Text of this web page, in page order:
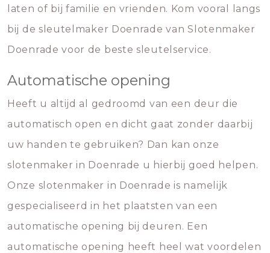
laten of bij familie en vrienden. Kom vooral langs
bij de sleutelmaker Doenrade van Slotenmaker
Doenrade voor de beste sleutelservice.
Automatische opening
Heeft u altijd al gedroomd van een deur die
automatisch open en dicht gaat zonder daarbij
uw handen te gebruiken? Dan kan onze
slotenmaker in Doenrade u hierbij goed helpen.
Onze slotenmaker in Doenrade is namelijk
gespecialiseerd in het plaatsten van een
automatische opening bij deuren. Een
automatische opening heeft heel wat voordelen